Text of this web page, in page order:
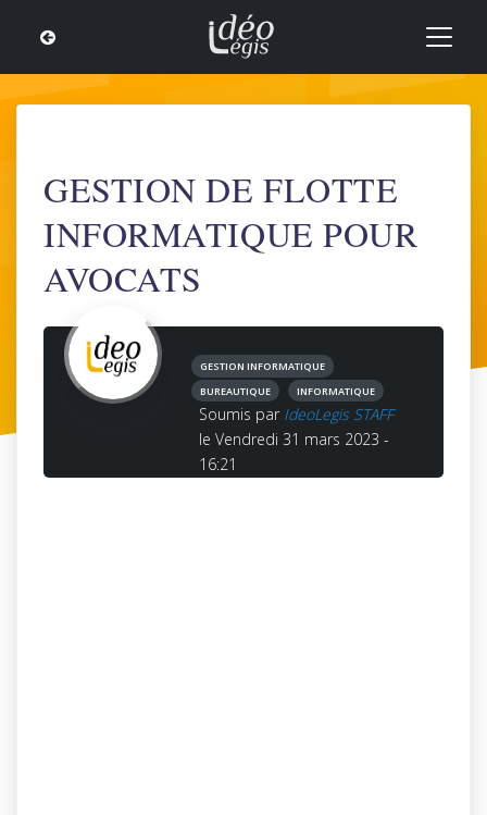
GESTION DE FLOTTE
INFORMATIQUE POUR
AVOCATS
GESTION INFORMATIQUE
BUREAUTIQUE
INFORMATIQUE
Soumis par IdeoLegis STAFF
le Vendredi 31 mars 2023 -
16:21